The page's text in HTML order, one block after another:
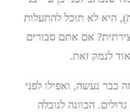
היא לא תוכל להתעלות
אם אתם סבורים
לנמק זאת.
כבר נעשה, ואפילו לפני
הכוונה לנובלה